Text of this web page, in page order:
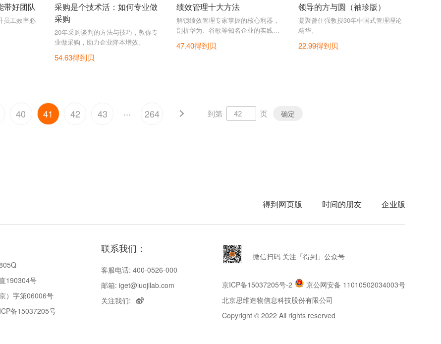
带好团队
员工效率必
采购是个技术活：如何专业做
采购
20年采购谈判的方法与技巧，教你专
业做采购，助力企业降本增效。
54.63得到贝
绩效管理十大方法
解锁绩效管理专家掌握的核心利器，
剖析华为、谷歌等知名企业的实践创
47.40得到贝
领导的方与圆（袖珍版）
凝聚曾仕强教授30年中国式管理理论
精华。
22.99得到贝
40 41 42 43 ... 264 到第 页 确定
得到网页版 时间的朋友 企业版
190304号
）字第06006号
备15037205号
联系我们：
客服电话: 400-0526-000
邮箱: iget@luojilab.com
关注我们:
微信扫码 关注「得到」公众号
京ICP备15037205号-2
京公网安备 11010502034003号
北京思维造物信息科技股份有限公司
Copyright © 2022 All rights reserved